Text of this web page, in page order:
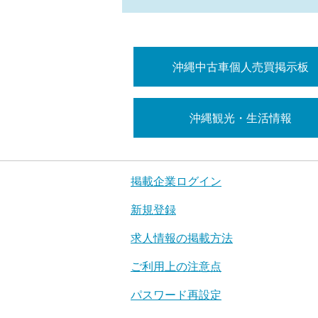
沖縄中古車個人売買掲示板
沖縄観光・生活情報
掲載企業ログイン
新規登録
求人情報の掲載方法
ご利用上の注意点
パスワード再設定